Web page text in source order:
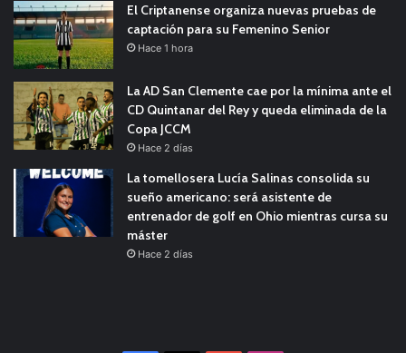
El Criptanense organiza nuevas pruebas de
captación para su Femenino Senior
Hace 1 hora
La AD San Clemente cae por la mínima ante el
CD Quintanar del Rey y queda eliminada de la
Copa JCCM
Hace 2 días
La tomellosera Lucía Salinas consolida su
sueño americano: será asistente de
entrenador de golf en Ohio mientras cursa su
máster
Hace 2 días